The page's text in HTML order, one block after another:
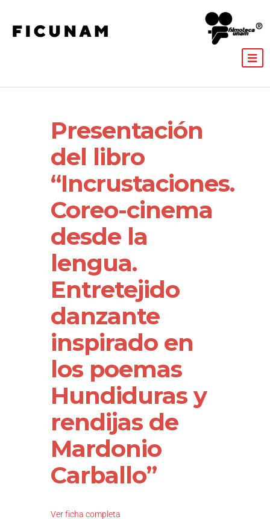
Presentación
del libro
“Incrustaciones.
Coreo-cinema
desde la
lengua.
Entretejido
danzante
inspirado en
los poemas
Hundiduras y
rendijas de
Mardonio
Carballo”
Ver ficha completa